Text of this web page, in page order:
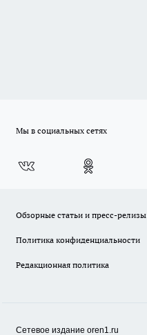
Мы в социальных сетях
Обзорные статьи и пресс-релизы
Политика конфиденциальности
Редакционная политика
Сетевое издание oren1.ru